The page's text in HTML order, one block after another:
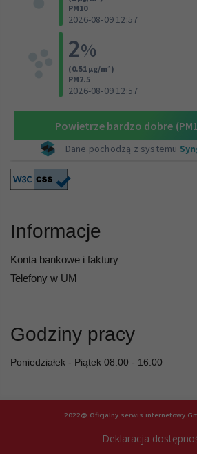
Informacje
Konta bankowe i faktury
Telefony w UM
Godziny pracy
Poniedziałek - Piątek 08:00 - 16:00
2022@ Oficjalny serwis internetowy
Deklaracja